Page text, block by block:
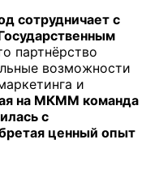
сотрудничает с
партнёрство
возможности
и
на МКММ команда
с
ценный опыт